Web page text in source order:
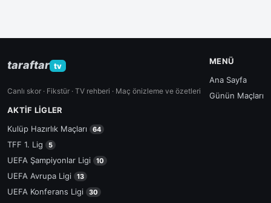
taraftar tv
Canlı skor · Fikstür · TV rehberi · Maç önizleme ve özetleri
MENÜ
Ana Sayfa
Günün Maçları
AKTIF LIGLER
Kulüp Hazırlık Maçları
64
TFF 1. Lig 5
UEFA Şampiyonlar Ligi 10
UEFA Avrupa Ligi 13
UEFA Konferans Ligi 30